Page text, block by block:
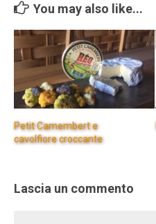
You may also like...
Petit Camembert e
cavolfiore croccante
Lascia un commento